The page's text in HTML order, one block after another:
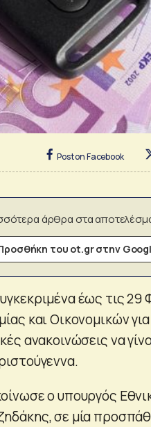
Post on Facebook
άρθρα στα
του ot.gr στην
έως τις 29
και Οικονομικών
ανακοινώσεις να
ο υπουργός
σε μία